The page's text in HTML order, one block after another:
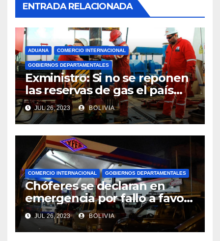
ENTRADA RELACIONADA
ADUANA COMERCIO INTERNACIONAL
GOBIERNOS DEPARTAMENTALES
Exministro: Si no se reponen
las reservas de gas el país
comenzará a importar con un
millonario presupuesto
JUL 26, 2023 BOLIVIA
COMERCIO INTERNACIONAL GOBIERNOS DEPARTAMENTALES
Chóferes se declaran en
emergencia por fallo a favor
de Perú en el precio del
combustible y piden la
renuncia del viceministro de
JUL 26, 2023 BOLIVIA